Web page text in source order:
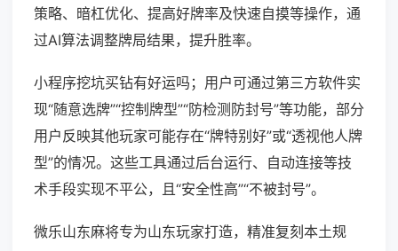
策略、暗杠优化、提高好牌率及快速自摸等操作，通
过AI算法调整牌局结果，提升胜率。
小程序挖坑买钻有好运吗；用户可通过第三方软件实
现“随意选牌”“控制牌型”“防检测防封号”等功能，部分
用户反映其他玩家可能存在“牌特别好”或“透视他人牌
型”的情况。这些工具通过后台运行、自动连接等技
术手段实现不平公，且“安全性高”“不被封号”。
微乐山东麻将专为山东玩家打造，精准复刻本土规